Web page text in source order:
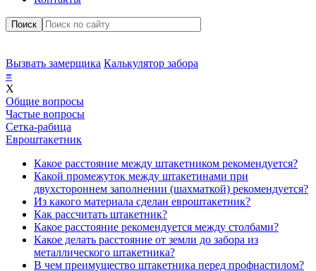
Поиск
Вызвать замерщика Калькулятор забора
≡
X
Общие вопросы
Частые вопросы
Сетка-рабица
Евроштакетник
Какое расстояние между штакетником рекомендуется?
Какой промежуток между штакетинами при
двухстороннем заполнении (шахматкой) рекомендуется?
Из какого материала сделан евроштакетник?
Как рассчитать штакетник?
Какое расстояние рекомендуется между столбами?
Какое делать расстояние от земли до забора из
металлического штакетника?
В чем преимущество штакетника перед профнастилом?